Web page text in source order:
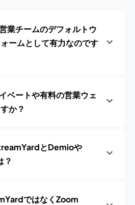
業チームのデフォルトウ
ームとして有力なのです
ベートや有料の営業ウェ
か？
とDemioや
？
ではなくZoom